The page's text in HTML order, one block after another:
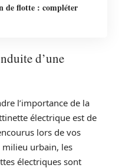
de flotte : compléter
d’une
l’importance de la
électrique est de
lors de vos
milieu urbain, les
électriques sont